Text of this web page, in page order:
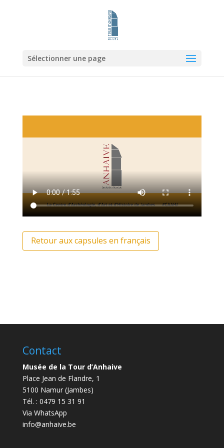
Sélectionner une page
Retour aux capsules en français
Contact
Musée de la Tour d’Anhaive
Place Jean de Flandre, 1
5100 Namur (Jambes)
Tél. : 0479 15 31 91
Via WhatsApp
info@anhaive.be